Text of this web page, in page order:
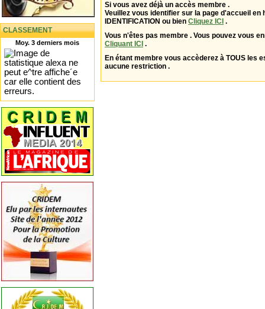
CLASSEMENT
Moy. 3 derniers mois
Si vous avez déjà un accès membre .
Veuillez vous identifier sur la page d'accueil en
IDENTIFICATION ou bien Cliquez ICI .
Vous n'êtes pas membre . Vous pouvez vous
Cliquant ICI .
En étant membre vous accèderez à TOUS les
aucune restriction .